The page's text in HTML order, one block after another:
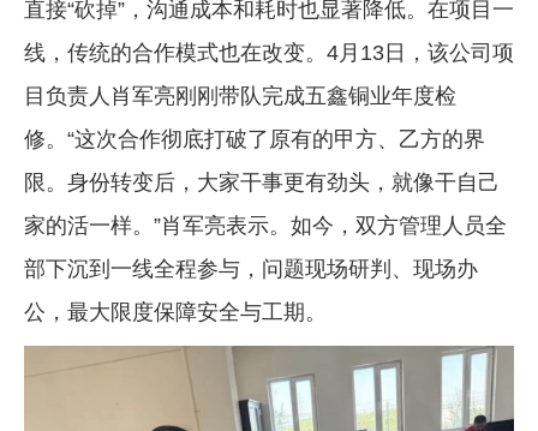
直接“砍掉”，沟通成本和耗时也显著降低。在项目一
线，传统的合作模式也在改变。4月13日，该公司项
目负责人肖军亮刚刚带队完成五鑫铜业年度检
修。“这次合作彻底打破了原有的甲方、乙方的界
限。身份转变后，大家干事更有劲头，就像干自己
家的活一样。”肖军亮表示。如今，双方管理人员全
部下沉到一线全程参与，问题现场研判、现场办
公，最大限度保障安全与工期。